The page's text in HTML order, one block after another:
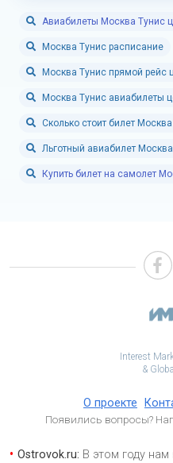
Авиабилеты Москва Тунис
Москва Тунис расписание
Москва Тунис прямой рейс
Москва Тунис авиабилеты
Сколько стоит билет
Льготный авиабилет
Купить билет на самолет
Interest
&
О проекте
Появились вопросы?
Ostrovok.ru: В этом году нам